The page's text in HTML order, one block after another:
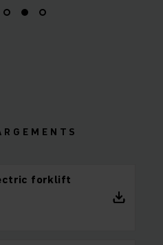
R G E M E N T S
forklift